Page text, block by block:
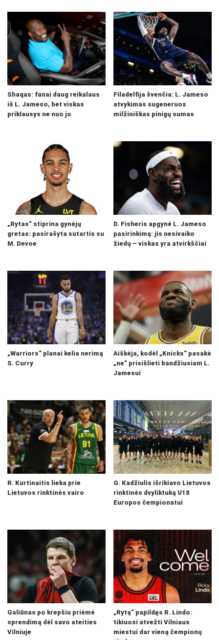
Shaqas: fanai daug reikalaus
iš L. Jameso, bet viskas
priklausys ne nuo jo
Filadelfija švenčia: L. Jameso
atvykimas sugeneruos
milžiniškas pinigų sumas
„Rytas“ stiprina gynėjų
gretas: pasirašyta sutartis su
M. Devoe
D. Fisheris apgynė L. Jameso
pasirinkimą: jis nesivaiko
žiedų – viskas yra atvirkščiai
„Warriors“ planai kelia nerimą
S. Curry
Aiškėja, kodėl „Knicks“ pasakė
„ne“ prisišlieti bandžiusiam L.
Jamesui
R. Kurtinaitis lieka prie
Lietuvos rinktinės vairo
G. Kadžiulis išrikiavo Lietuvos
rinktinės dvyliktuką U18
Europos čempionatui
Galiūnas po krepšiu priėmė
sprendimą dėl savo ateities
Vilniuje
„Rytą“ papildęs R. Lindo:
tikiuosi atvežti Vilniaus
miestui dar vieną čempionų